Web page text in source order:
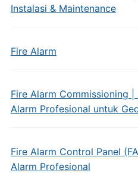
Instalasi & Maintenance
Fire Alarm
Fire Alarm Commissioning
Alarm Profesional untuk
Fire Alarm Control Panel
Alarm Profesional